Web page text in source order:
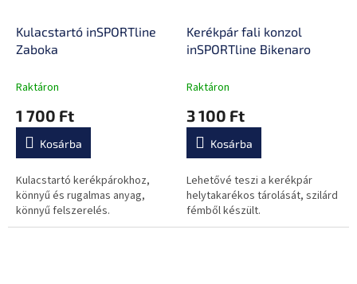
Kulacstartó inSPORTline
Zaboka
Raktáron
1 700 Ft
Kosárba
Kulacstartó kerékpárokhoz,
könnyű és rugalmas anyag,
könnyű felszerelés.
Kerékpár fali konzol
inSPORTline Bikenaro
Raktáron
3 100 Ft
Kosárba
Lehetővé teszi a kerékpár
helytakarékos tárolását, szilárd
fémből készült.